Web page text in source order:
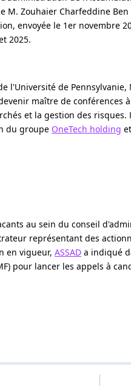
M. Zouhaier Charfeddine
envoyée le 1er novembre
2025.
l'Université de
maître de conférences
et la gestion des
du groupe OneTech holding
au sein du conseil
représentant des
en vigueur, ASSAD a indiqué
pour lancer les appels à